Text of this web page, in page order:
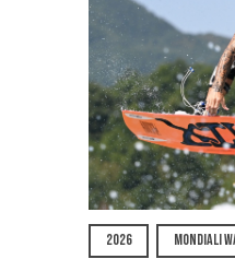
2026 MONDIALI